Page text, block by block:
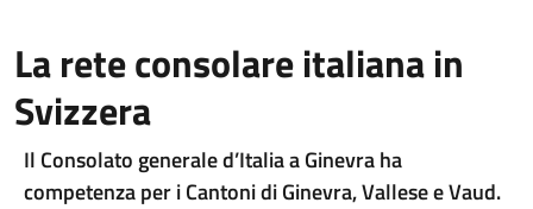
La rete consolare italiana in
Svizzera
Il Consolato generale d’Italia a Ginevra ha
competenza per i Cantoni di Ginevra, Vallese e Vaud.